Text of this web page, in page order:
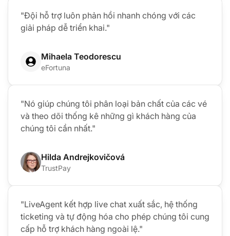
"Đội hỗ trợ luôn phản hồi nhanh chóng với các
giải pháp dễ triển khai."
Mihaela Teodorescu
eFortuna
"Nó giúp chúng tôi phân loại bản chất của các vé
và theo dõi thống kê những gì khách hàng của
chúng tôi cần nhất."
Hilda Andrejkovičová
TrustPay
"LiveAgent kết hợp live chat xuất sắc, hệ thống
ticketing và tự động hóa cho phép chúng tôi cung
cấp hỗ trợ khách hàng ngoài lệ."